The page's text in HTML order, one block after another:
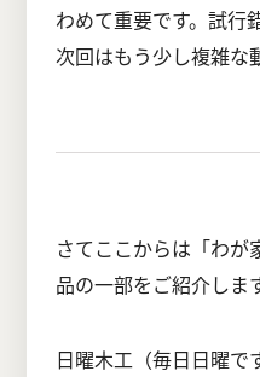
わめて重要です。試行
次回はもう少し複雑な
さてここからは「わが
品の一部をご紹介しま
日曜木工（毎日日曜で